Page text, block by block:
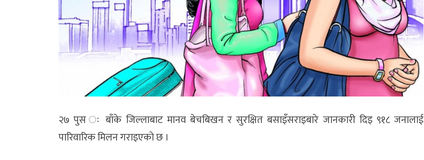
२७ पुस ः बाँके जिल्लाबाट मानव बेचबिखन र सुरक्षित बसाइँसराइबारे जानकारी दिइ ९१८ जनालाई
पारिवारिक मिलन गराइएको छ ।